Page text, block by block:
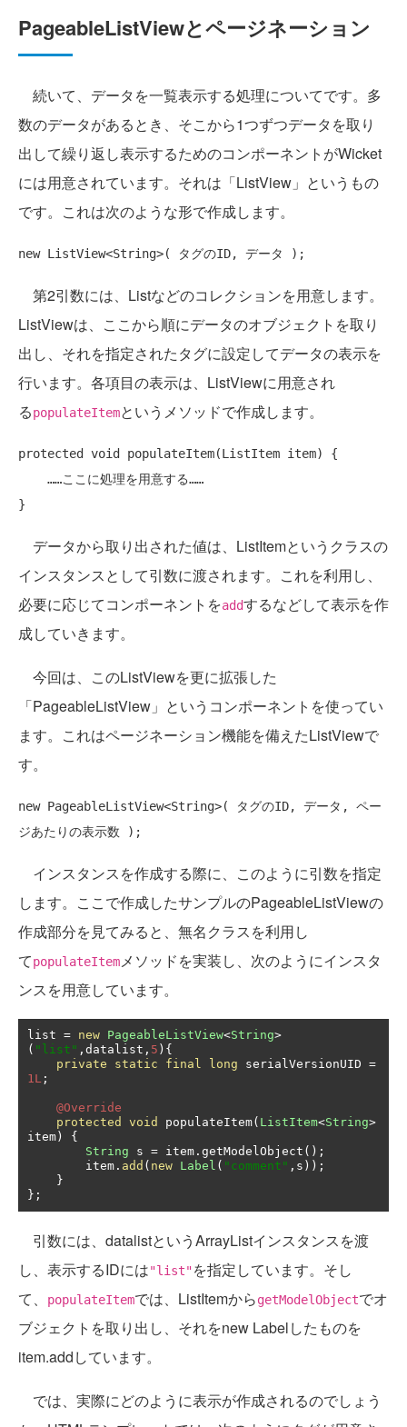
PageableListViewとページネーション
続いて、データを一覧表示する処理についてです。多
数のデータがあるとき、そこから1つずつデータを取り
出して繰り返し表示するためのコンポーネントがWicket
には用意されています。それは「ListView」というもの
です。これは次のような形で作成します。
第2引数には、Listなどのコレクションを用意します。
ListViewは、ここから順にデータのオブジェクトを取り
出し、それを指定されたタグに設定してデータの表示を
行います。各項目の表示は、ListViewに用意され
るpopulateItemというメソッドで作成します。
protected void populateItem(ListItem item) {
データから取り出された値は、ListItemというクラスの
インスタンスとして引数に渡されます。これを利用し、
必要に応じてコンポーネントをaddするなどして表示を作
成していきます。
今回は、このListViewを更に拡張した
「PageableListView」というコンポーネントを使ってい
ます。これはページネーション機能を備えたListViewで
す。
new PageableListView<String>( タグのID, データ, ペー
インスタンスを作成する際に、このように引数を指定
します。ここで作成したサンプルのPageableListViewの
作成部分を見てみると、無名クラスを利用し
てpopulateItemメソッドを実装し、次のようにインスタ
ンスを用意しています。
list = new PageableListView<String>
( "list" , datalist , 5 ){
private
static final long serialVersionUID =
1L ;
@Override
protected
void populateItem( ListItem<String>
item )
{
String s = item . getModelObject ();
        item
. add ( new Label ( "comment" , s ));
}
};
引数には、datalistというArrayListインスタンスを渡
し、表示するIDには"list"を指定しています。そし
て、
populateItemでは、ListItemからgetModelObjectでオ
ブジェクトを取り出し、それをnew Labelしたものを
item.addしています。
では、実際にどのように表示が作成されるのでしょう